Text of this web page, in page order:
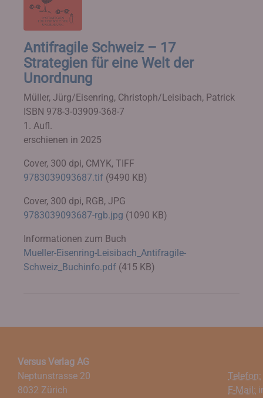
Antifragile Schweiz – 17
Strategien für eine Welt der
Unordnung
Müller, Jürg/Eisenring, Christoph/Leisibach, Patrick
ISBN 978-3-03909-368-7
1. Aufl.
erschienen in 2025
Cover, 300 dpi, CMYK, TIFF
9783039093687.tif (9490 KB)
Cover, 300 dpi, RGB, JPG
9783039093687-rgb.jpg (1090 KB)
Informationen zum Buch
Mueller-Eisenring-Leisibach_Antifragile-
Schweiz_Buchinfo.pdf (415 KB)
Versus Verlag AG
Neptunstrasse 20
8032 Zürich
Telefon:
E-Mail: